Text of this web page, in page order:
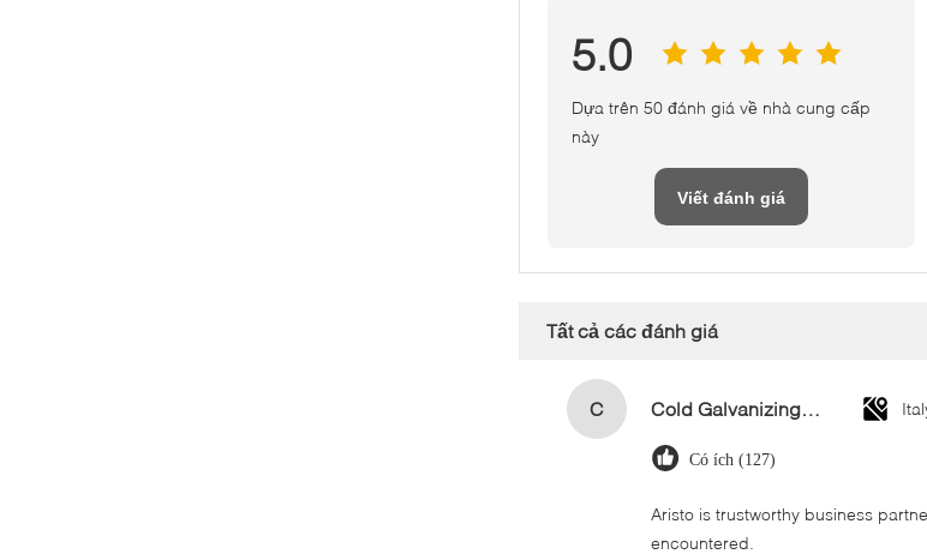
5.0
Dựa trên 50 đánh giá về nhà cung cấp
này
Viết đánh giá
Tất cả các đánh giá
C Cold Galvanizing Zinc Spray Paint 400ml
Có ích (127)
Aristo is trustworthy business
encountered.